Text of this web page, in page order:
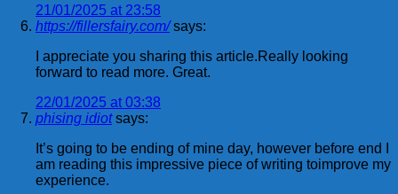
21/01/2025 at 23:58
https://fillersfairy.com/ says:
I appreciate you sharing this article.Really looking
forward to read more. Great.
22/01/2025 at 03:38
phising idiot says:
It’s going to be ending of mine day, however before end I
am reading this impressive piece of writing toimprove my
experience.